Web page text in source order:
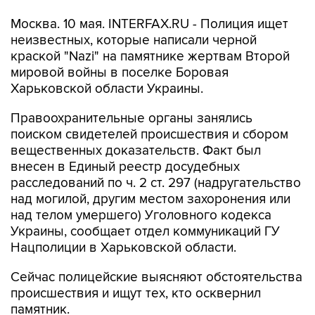
Москва. 10 мая. INTERFAX.RU - Полиция ищет
неизвестных, которые написали черной
краской "Nazi" на памятнике жертвам Второй
мировой войны в поселке Боровая
Харьковской области Украины.
Правоохранительные органы занялись
поиском свидетелей происшествия и сбором
вещественных доказательств. Факт был
внесен в Единый реестр досудебных
расследований по ч. 2 ст. 297 (надругательство
над могилой, другим местом захоронения или
над телом умершего) Уголовного кодекса
Украины, сообщает отдел коммуникаций ГУ
Нацполиции в Харьковской области.
Сейчас полицейские выясняют обстоятельства
происшествия и ищут тех, кто осквернил
памятник.